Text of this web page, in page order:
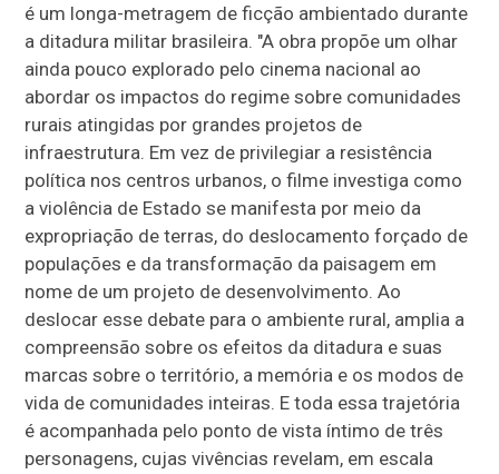
é um longa-metragem de ficção ambientado durante
a ditadura militar brasileira. "A obra propõe um olhar
ainda pouco explorado pelo cinema nacional ao
abordar os impactos do regime sobre comunidades
rurais atingidas por grandes projetos de
infraestrutura. Em vez de privilegiar a resistência
política nos centros urbanos, o filme investiga como
a violência de Estado se manifesta por meio da
expropriação de terras, do deslocamento forçado de
populações e da transformação da paisagem em
nome de um projeto de desenvolvimento. Ao
deslocar esse debate para o ambiente rural, amplia a
compreensão sobre os efeitos da ditadura e suas
marcas sobre o território, a memória e os modos de
vida de comunidades inteiras. E toda essa trajetória
é acompanhada pelo ponto de vista íntimo de três
personagens, cujas vivências revelam, em escala